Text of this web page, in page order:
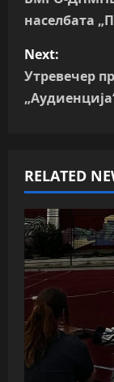
t
n
v
i
g
a
t
i
населбата
Next:
Утревечер
RELATED